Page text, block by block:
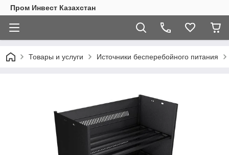
Пром Инвест Казахстан
Товары и услуги Источники бесперебойного питания